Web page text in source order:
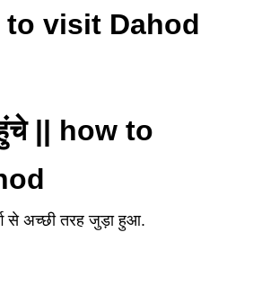
to visit Dahod
|| how to
से अच्छी तरह जुड़ा हुआ.